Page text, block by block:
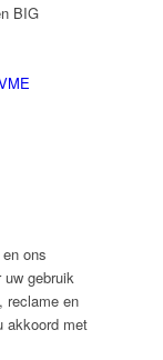
BIG
ons
gebruik
reclame en
akkoord met